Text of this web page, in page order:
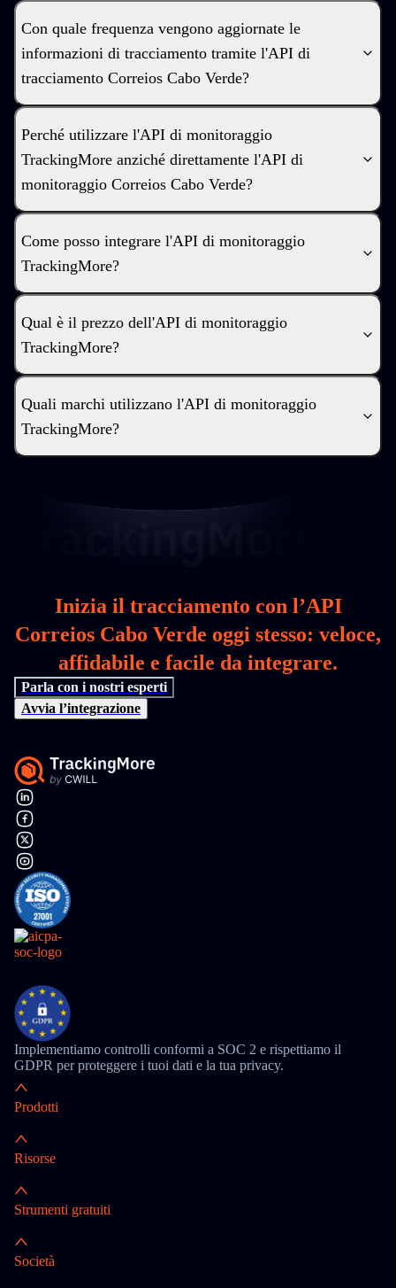
Con quale frequenza vengono aggiornate le
informazioni di tracciamento tramite l'API di
tracciamento Correios Cabo Verde?
Perché utilizzare l'API di monitoraggio
TrackingMore anziché direttamente l'API di
monitoraggio Correios Cabo Verde?
Come posso integrare l'API di monitoraggio
TrackingMore?
Qual è il prezzo dell'API di monitoraggio
TrackingMore?
Quali marchi utilizzano l'API di monitoraggio
TrackingMore?
Inizia il tracciamento con l’API
Correios Cabo Verde oggi stesso: veloce,
affidabile e facile da integrare.
Parla con i nostri esperti
Avvia l’integrazione
Implementiamo controlli conformi a SOC 2 e rispettiamo il
GDPR per proteggere i tuoi dati e la tua privacy.
Prodotti
Risorse
Strumenti gratuiti
Società